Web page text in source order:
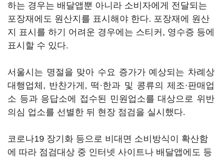
하는 경우는 배달앱뿐 아니라 소비자에게 전달되는
포장재에도 원산지를 표시해야 한다. 포장재에 원산
지 표시를 하기 어려운 경우에는 스티커, 영수증 등에
표시할 수 있다.
서울시는 명절을 맞아 수요 증가가 예상되는 차례상
대행업체, 반찬가게, 떡·한과 및 콩류의 제조·판매업
소 등과 응답소에 접수된 민원업소를 대상으로 위반
의심 업소를 선별한 뒤 현장 점검을 실시했다.
코로나19 장기화 등으로 비대면 소비방식이 확산함
에 따라 점검대상 중 인터넷 사이트나 배달앱에도 등